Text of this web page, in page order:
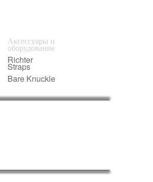
Аксессуары и
оборудование
Richter
Straps
Bare Knuckle